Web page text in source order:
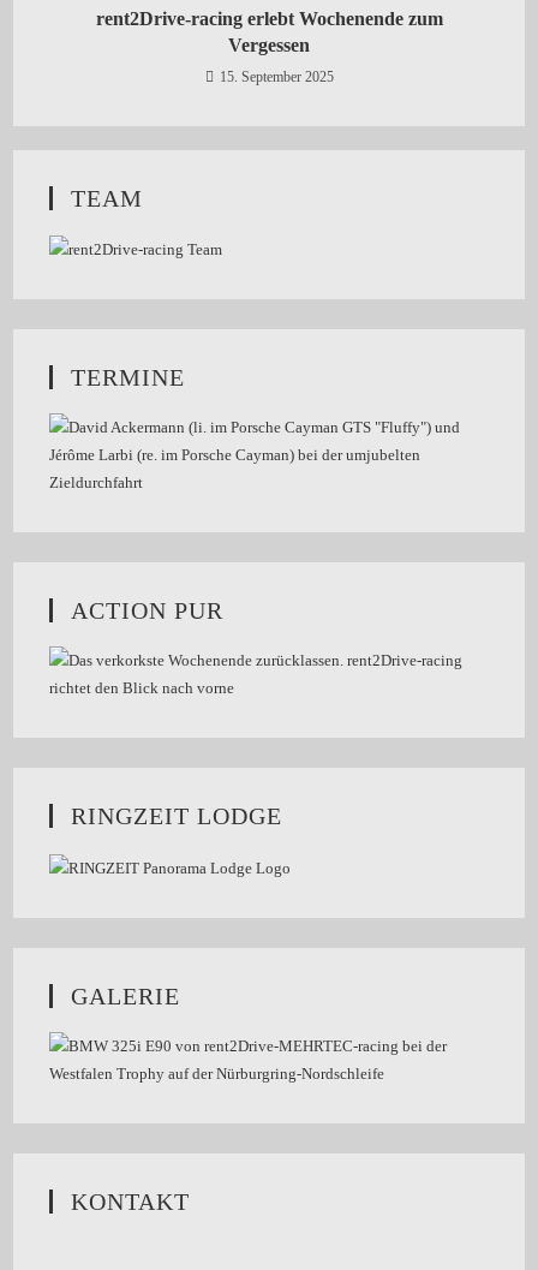
rent2Drive-racing erlebt Wochenende zum
Vergessen
15. September 2025
TEAM
TERMINE
ACTION PUR
RINGZEIT LODGE
GALERIE
KONTAKT